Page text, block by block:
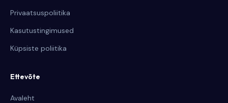
Privaatsuspoliitika
Kasutustingimused
Küpsiste poliitika
Ettevõte
Avaleht